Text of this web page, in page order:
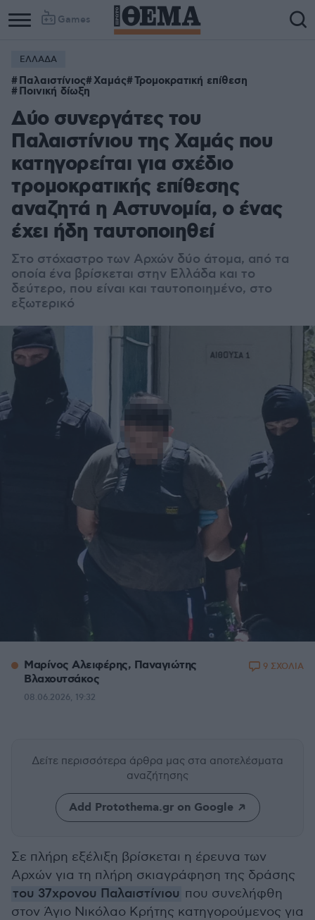
Games
Column
1
Column
2
ΕΛΛΑΔΑ
Παλαιστίνιος Χαμάς Τρομοκρατική επίθεση
Ποινική δίωξη
Δύο συνεργάτες του
Παλαιστίνιου της Χαμάς που
κατηγορείται για σχέδιο
τρομοκρατικής επίθεσης
αναζητά η Αστυνομία, ο ένας
έχει ήδη ταυτοποιηθεί
Στο στόχαστρο των Αρχών δύο άτομα, από τα
οποία ένα βρίσκεται στην Ελλάδα και το
δεύτερο, που είναι και ταυτοποιημένο, στο
εξωτερικό
Μαρίνος Αλειφέρης, Παναγιώτης
Βλαχουτσάκος
08.06.2026, 19:32
9 ΣΧΟΛΙΑ
Δείτε περισσότερα άρθρα μας στα αποτελέσματα
αναζήτησης
Add Protothema.gr on Google
Σε πλήρη εξέλιξη βρίσκεται η έρευνα των
Αρχών για τη πλήρη σκιαγράφηση της δράσης
του 37χρονου Παλαιστίνιου που συνελήφθη
στον Άγιο Νικόλαο Κρήτης κατηγορούμενος για